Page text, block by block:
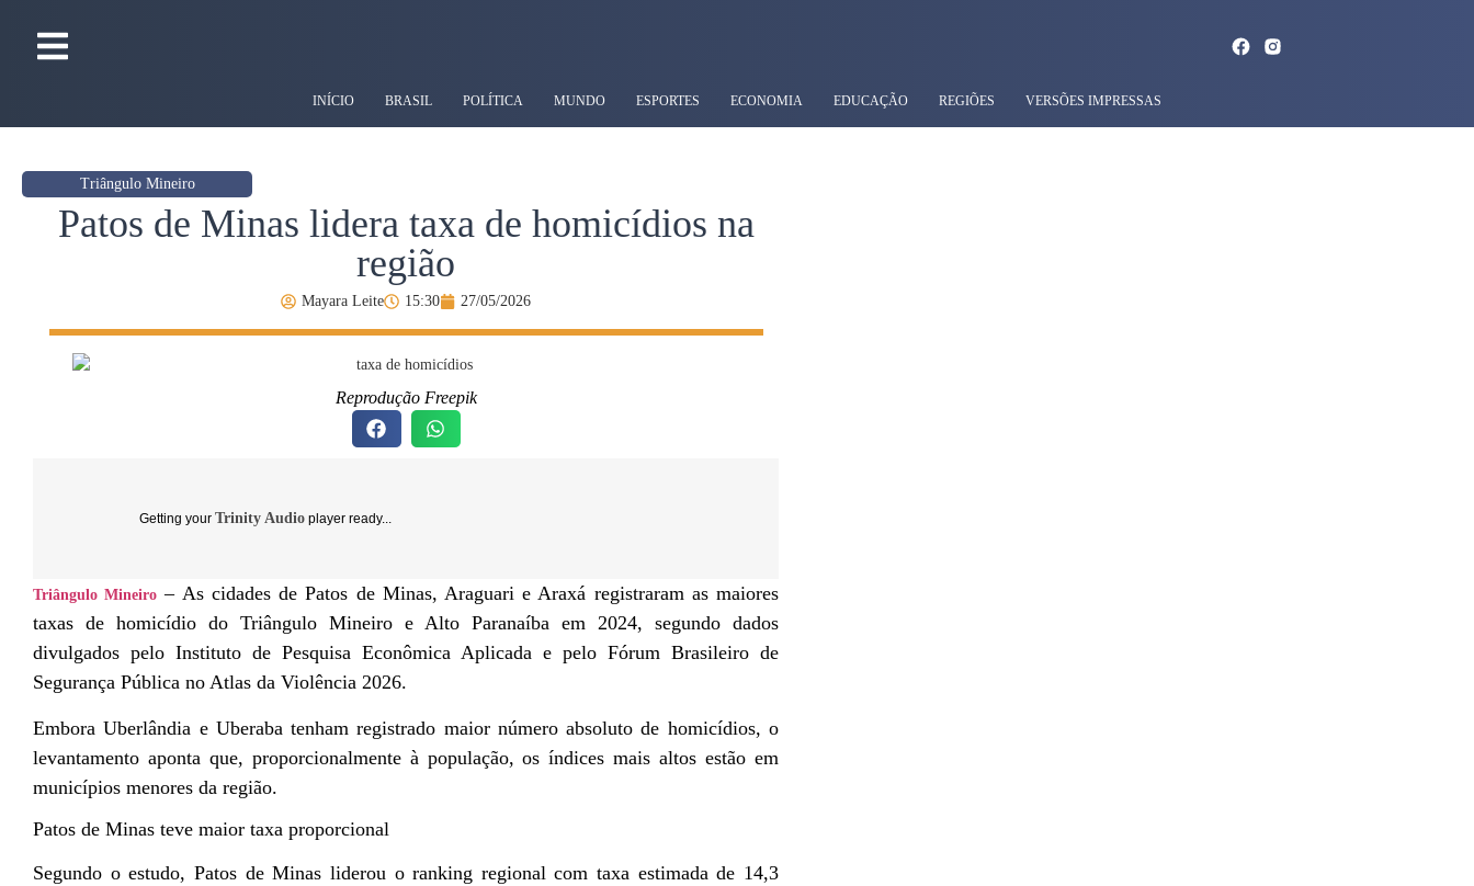
INÍCIO BRASIL POLÍTICA MUNDO ESPORTES ECONOMIA EDUCAÇÃO REGIÕES VERSÕES IMPRESSAS
Triângulo Mineiro
Patos de Minas lidera taxa de homicídios na
região
Mayara Leite 15:30 27/05/2026
Reprodução Freepik
Getting your Trinity Audio player ready...
Triângulo Mineiro – As cidades dePatos de Minas, AraguarieAraxá registraram as maiores
taxas de homicídio do Triângulo Mineiro e Alto Paranaíba em 2024, segundo dados
divulgados pelo Instituto de Pesquisa Econômica Aplicada e pelo Fórum Brasileiro de
Segurança Pública no Atlas da Violência 2026.
EmboraUberlândia e Uberaba tenham registrado maior número absoluto de homicídios, o
levantamento aponta que, proporcionalmente à população, os índices mais altos estão em
municípios menores da região.
Patos de Minas teve maior taxa proporcional
Segundo o estudo, Patos de Minas liderou o ranking regional com taxa estimada de 14,3